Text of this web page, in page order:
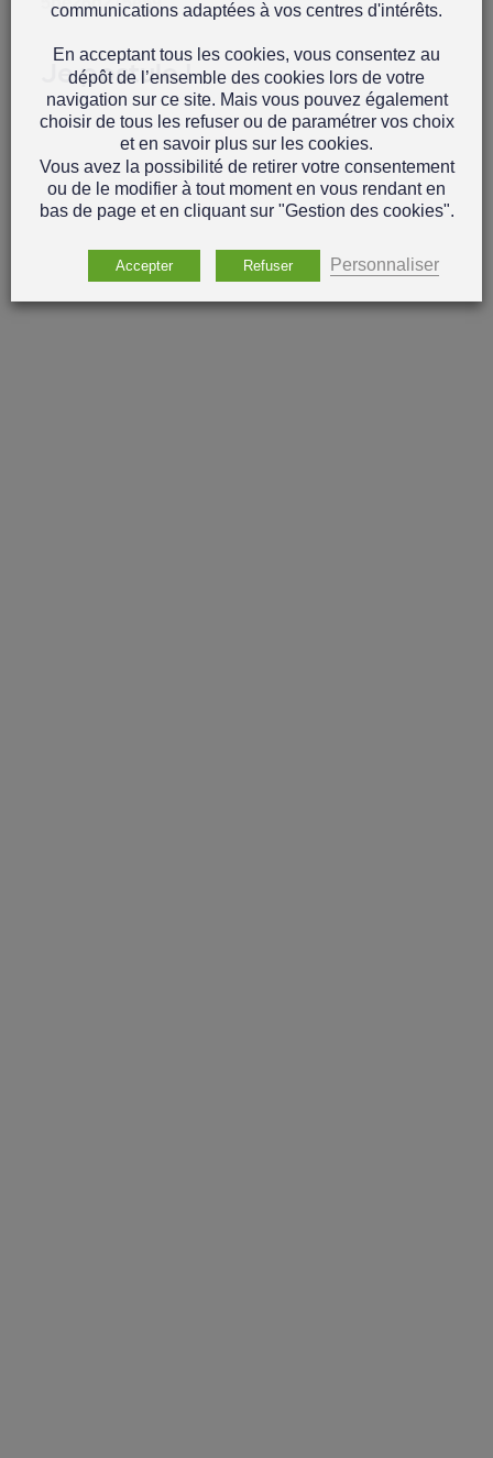
Je postule !
communications adaptées à vos centres d'intérêts.
En acceptant tous les cookies, vous consentez au
dépôt de l’ensemble des cookies lors de votre
navigation sur ce site. Mais vous pouvez également
choisir de tous les refuser ou de paramétrer vos choix
et en savoir plus sur les cookies.
Vous avez la possibilité de retirer votre consentement
ou de le modifier à tout moment en vous rendant en
bas de page et en cliquant sur "Gestion des cookies".
Accepter Refuser Personnaliser